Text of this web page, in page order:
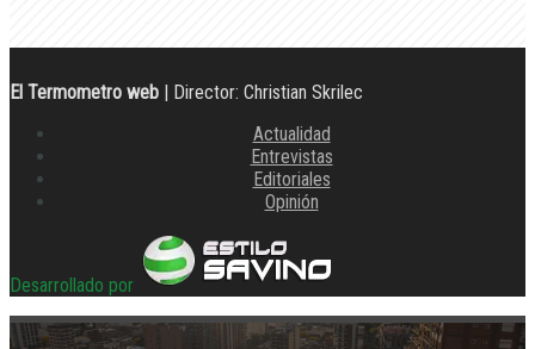
El Termometro web | Director: Christian Skrilec
Actualidad
Entrevistas
Editoriales
Opinión
Desarrollado por